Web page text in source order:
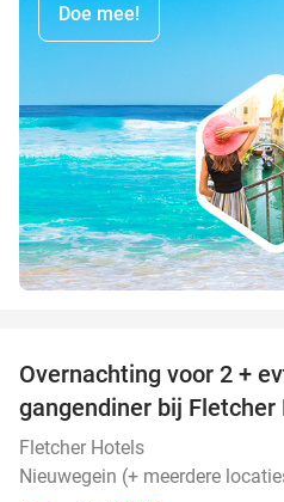
Doe mee!
Overnachting voor 2 +
gangendiner bij Fletcher
Fletcher Hotels
Nieuwegein (+ meerdere